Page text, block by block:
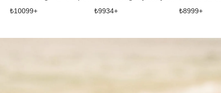
₺10099+ ₺9934+ ₺8999+